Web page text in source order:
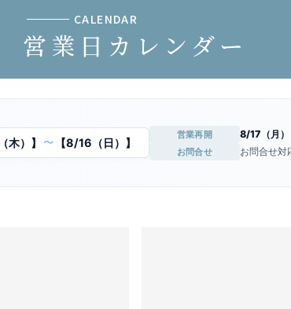
CALENDAR
営業日カレンダー
木）】 〜 【8/16（日）】
営業再開 8/17（月）
お問合せ お問合せ対